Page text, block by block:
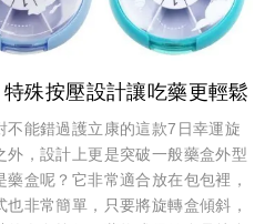
殊按壓設計讓吃藥更輕鬆
能錯過護立康的這款7日幸運旋
，設計上更是突破一般藥盒外型
盒呢？它非常適合放在包包裡，
非常簡單，只要將旋轉盒傾斜，